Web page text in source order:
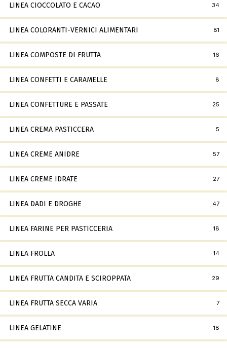
LINEA CIOCCOLATO E CACAO 34
LINEA COLORANTI-VERNICI ALIMENTARI 81
LINEA COMPOSTE DI FRUTTA 16
LINEA CONFETTI E CARAMELLE 8
LINEA CONFETTURE E PASSATE 25
LINEA CREMA PASTICCERA 5
LINEA CREME ANIDRE 57
LINEA CREME IDRATE 27
LINEA DADI E DROGHE 47
LINEA FARINE PER PASTICCERIA 18
LINEA FROLLA 14
LINEA FRUTTA CANDITA E SCIROPPATA 29
LINEA FRUTTA SECCA VARIA 7
LINEA GELATINE 18